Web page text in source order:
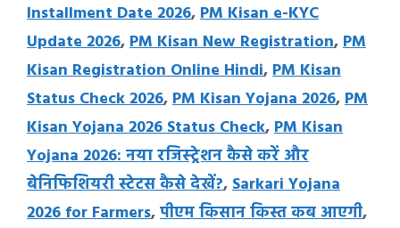
Installment Date 2026,PM Kisan e-KYC
Update 2026,PM Kisan New Registration,PM
Kisan Registration Online Hindi,PM Kisan
Status Check 2026,PM Kisan Yojana 2026,PM
Kisan Yojana 2026 Status Check,PM Kisan
Yojana 2026: नया रजिस्ट्रेशन कैसे करें और
बेनिफिशियरी स्टेटस कैसे देखें?,Sarkari Yojana
2026 for Farmers,पीएम किसान किस्त कब आएगी,